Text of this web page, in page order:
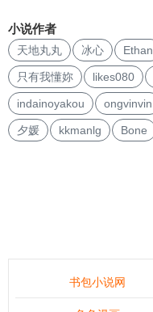
小说作者
天地丸丸 冰心 Ethan
只有我懂妳 likes080
indainoyakou ongvinvin
夕媛 kkmanlg Bone
书包小说网